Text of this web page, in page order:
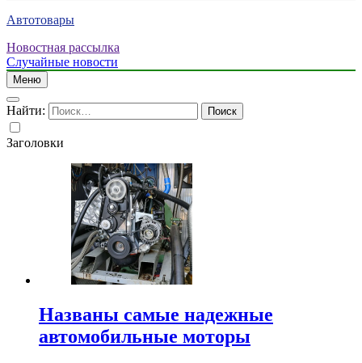
Автотовары
Новостная рассылка
Случайные новости
Меню
Найти:
Заголовки
Названы самые надежные
автомобильные моторы